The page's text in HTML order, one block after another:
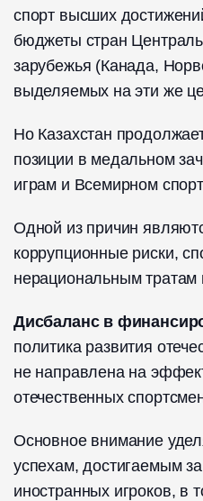
спорт высших
бюджеты стран
зарубежья (Канада,
выделяемых на эти же
Но Казахстан
позиции в медальном
играм и Всемирном
Одной из причин
коррупционные риски,
нерациональным тратам
Дисбаланс в
политика развития
не направлена на
отечественных
Основное внимание
успехам, достигаемым
иностранных игроков, в